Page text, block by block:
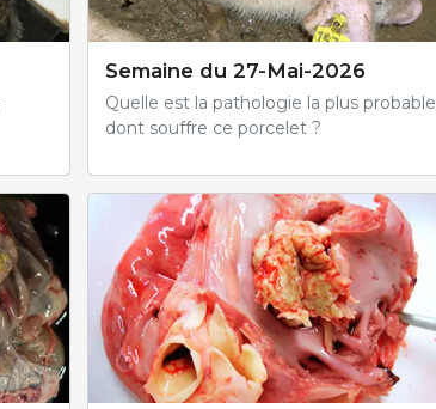
Semaine du 27-Mai-2026
Quelle est la pathologie la plus probable
dont souffre ce porcelet ?